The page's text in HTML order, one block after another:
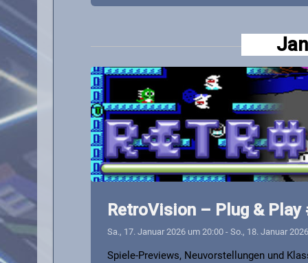
g
o
n
RetroVision – Plug & Play
Sa., 17. Januar 2026 um 20:00- So., 18. Januar
Spiele-Previews, Neuvorstellungen und